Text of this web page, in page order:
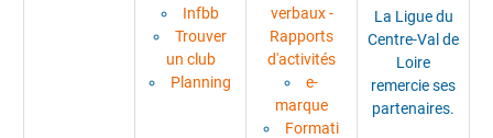
Infbb
Trouver
un club
Planning
verbaux -
Rapports
d'activités
e-
marque
Formati
La Ligue du
Centre-Val de
Loire
remercie ses
partenaires.